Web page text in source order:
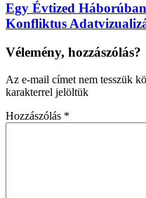
Egy Évtized
Konfliktus
Vélemény, hozzászólás?
Az e-mail címet nem tesszük
karakterrel jelöltük
Hozzászólás *